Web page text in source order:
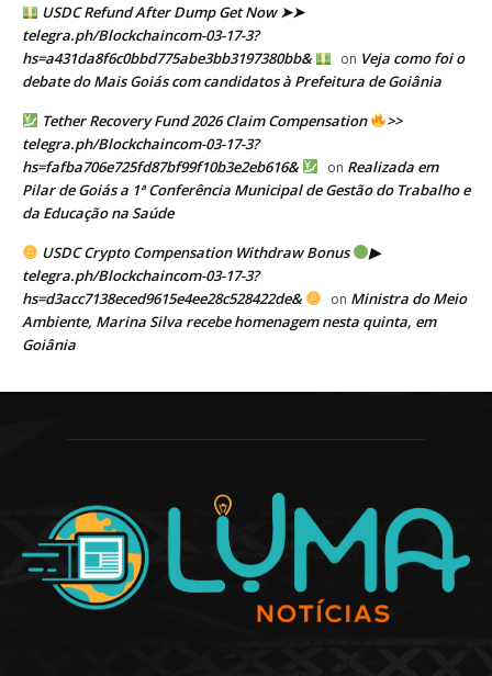
USDC Refund After Dump Get Now ➤➤
telegra.ph/Blockchaincom-03-17-3?
hs=a431da8f6c0bbd775abe3bb3197380bb&
on Veja como foi o
debate do Mais Goiás com candidatos à Prefeitura de Goiânia
Tether Recovery Fund 2026 Claim Compensation
>>
telegra.ph/Blockchaincom-03-17-3?
hs=fafba706e725fd87bf99f10b3e2eb616&
on Realizada em
Pilar de Goiás a 1ª Conferência Municipal de Gestão do Trabalho e
da Educação na Saúde
USDC Crypto Compensation Withdraw Bonus
▶
telegra.ph/Blockchaincom-03-17-3?
hs=d3acc7138eced9615e4ee28c528422de&
on Ministra do Meio
Ambiente, Marina Silva recebe homenagem nesta quinta, em
Goiânia